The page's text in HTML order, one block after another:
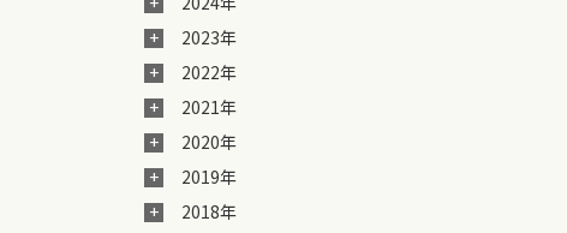
2023年
2022年
2021年
2020年
2019年
2018年